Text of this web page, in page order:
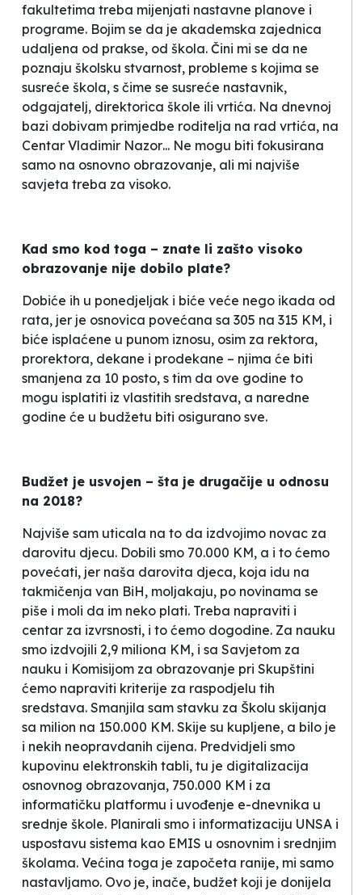
fakultetima treba mijenjati nastavne planove i
programe. Bojim se da je akademska zajednica
udaljena od prakse, od škola. Čini mi se da ne
poznaju školsku stvarnost, probleme s kojima se
susreće škola, s čime se susreće nastavnik,
odgajatelj, direktorica škole ili vrtića. Na dnevnoj
bazi dobivam primjedbe roditelja na rad vrtića, na
Centar Vladimir Nazor... Ne mogu biti fokusirana
samo na osnovno obrazovanje, ali mi najviše
savjeta treba za visoko.
Kad smo kod toga – znate li zašto visoko
obrazovanje nije dobilo plate?
Dobiće ih u ponedjeljak i biće veće nego ikada od
rata, jer je osnovica povećana sa 305 na 315 KM, i
biće isplaćene u punom iznosu, osim za rektora,
prorektora, dekane i prodekane – njima će biti
smanjena za 10 posto, s tim da ove godine to
mogu isplatiti iz vlastitih sredstava, a naredne
godine će u budžetu biti osigurano sve.
Budžet je usvojen – šta je drugačije u odnosu
na 2018?
Najviše sam uticala na to da izdvojimo novac za
darovitu djecu. Dobili smo 70.000 KM, a i to ćemo
povećati, jer naša darovita djeca, koja idu na
takmičenja van BiH, moljakaju, po novinama se
piše i moli da im neko plati. Treba napraviti i
centar za izvrsnosti, i to ćemo dogodine. Za nauku
smo izdvojili 2,9 miliona KM, i sa Savjetom za
nauku i Komisijom za obrazovanje pri Skupštini
ćemo napraviti kriterije za raspodjelu tih
sredstava. Smanjila sam stavku za Školu skijanja
sa milion na 150.000 KM. Skije su kupljene, a bilo je
i nekih neopravdanih cijena. Predvidjeli smo
kupovinu elektronskih tabli, tu je digitalizacija
osnovnog obrazovanja, 750.000 KM i za
informatičku platformu i uvođenje e-dnevnika u
srednje škole. Planirali smo i informatizaciju UNSA i
uspostavu sistema kao EMIS u osnovnim i srednjim
školama. Većina toga je započeta ranije, mi samo
nastavljamo. Ovo je, inače, budžet koji je donijela